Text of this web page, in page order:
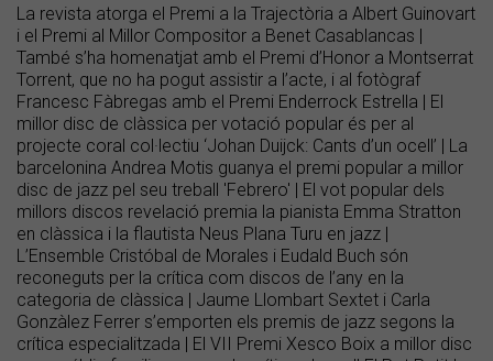
La revista atorga el Premi a la Trajectòria a Albert Guinovart
i el Premi al Millor Compositor a Benet Casablancas |
També s’ha homenatjat amb el Premi d’Honor a Montserrat
Torrent, que no ha pogut assistir a l’acte, i al fotògraf
Francesc Fàbregas amb el Premi Enderrock Estrella | El
millor disc de clàssica per votació popular és per al
projecte coral col·lectiu ‘Johan Duijck: Cants d’un ocell’ | La
barcelonina Andrea Motis guanya el premi popular a millor
disc de jazz pel seu treball 'Febrero' | El vot popular dels
millors discos revelació premia la pianista Emma Stratton
en clàssica i la flautista Neus Plana Turu en jazz |
L’Ensemble Cristóbal de Morales i Eudald Buch són
reconeguts per la crítica com discos de l’any en la
categoria de clàssica | Jaume Llombart Sextet i Carla
Gonzàlez Ferrer s’emporten els premis de jazz segons la
crítica especialitzada | El VII Premi Xesco Boix a millor disc